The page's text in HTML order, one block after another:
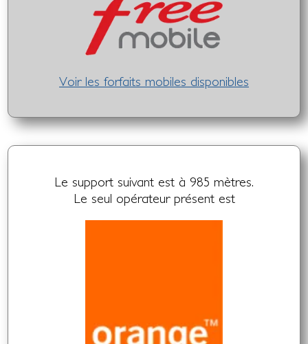
Voir les forfaits mobiles disponibles
Le support suivant est à 985 mètres.
Le seul opérateur présent est